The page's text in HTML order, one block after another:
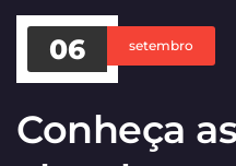
06 setembro
Conheça